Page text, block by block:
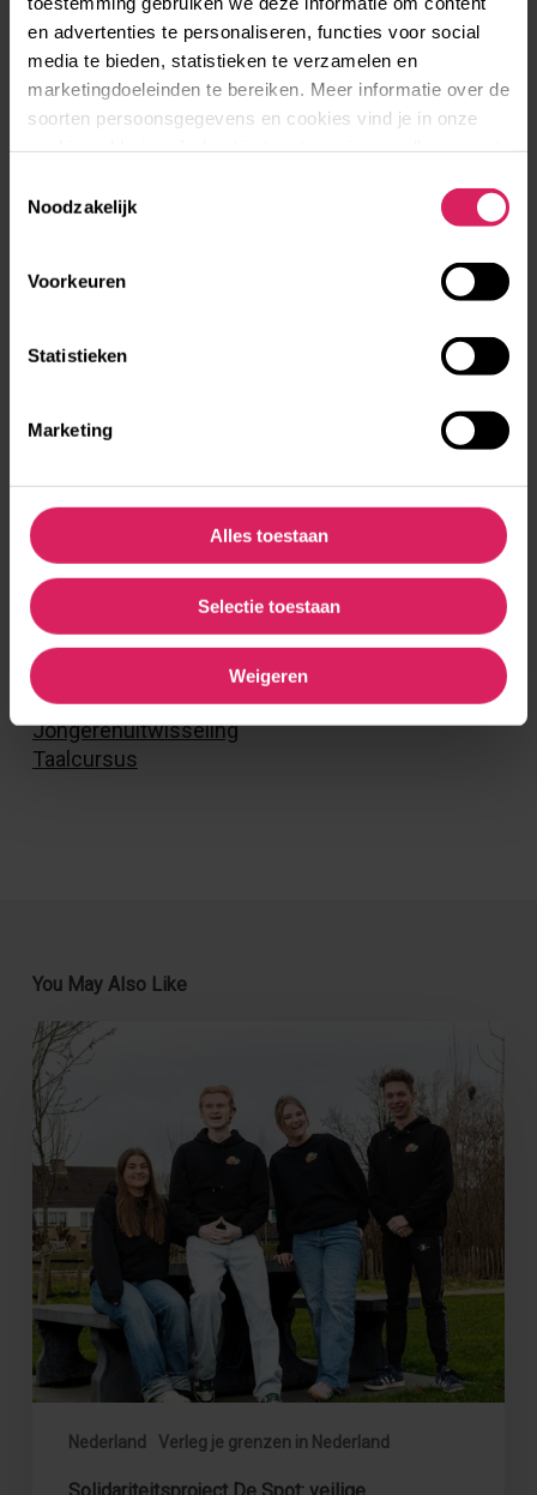
en advertenties te personaliseren, functies voor social
media te bieden, statistieken te verzamelen en
marketingdoeleinden te bereiken. Meer informatie over de
soorten persoonsgegevens en cookies vind je in onze
Noodzakelijk
Voorkeuren
Statistieken
Marketing
Alles toestaan
Selectie toestaan
Weigeren
Een tussenjaar in de Noorse bergen
Verhalen per categorie
Vrijwilligerswerk
Studie en stage
(Vakantie)werk
Jongerenuitwisseling
Taalcursus
You May Also Like
Nederland Verleg je grenzen in Nederland
Solidariteitsproject
De
Spot:
veilige
ontmoetingsplek
voor
jongeren